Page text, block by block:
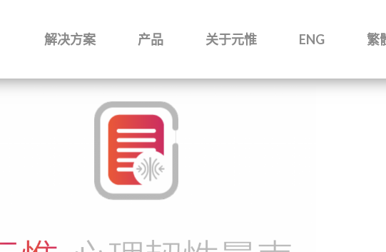
解决方案 产品 关于元惟 ENG 繁